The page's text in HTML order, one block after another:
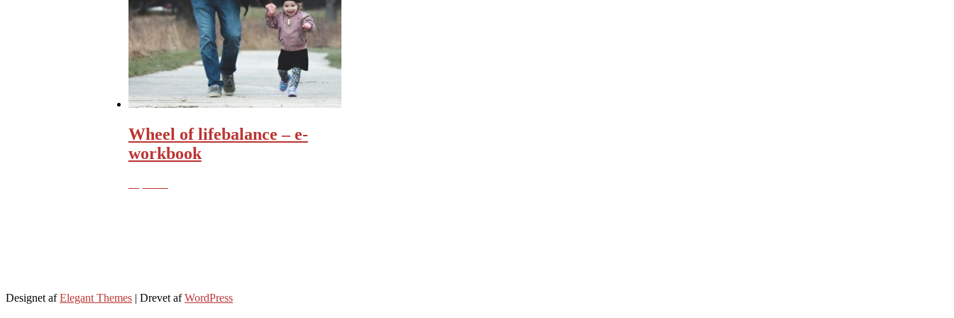
Wheel of lifebalance – e-
workbook
Designet afElegant Themes | Drevet afWordPress